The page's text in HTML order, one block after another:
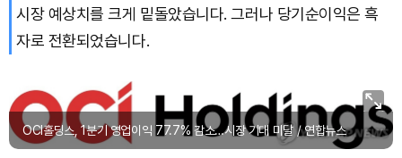
TRON (TRX)
Hyperliquid (HYPE)
Dogecoin (DOGE) ₩98.34(-1.42%)
시장 예상치를 크게 밑돌았습니다. 그러나 당기순이익은 흑
자로 전환되었습니다.
OCI홀딩스, 1분기 영업이익 77.7% 감소…시장 기대 미달 / 연합뉴스